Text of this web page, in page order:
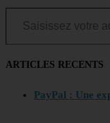
Saisissez votre adresse e-mail…
ARTICLES RECENTS
PayPal : Une